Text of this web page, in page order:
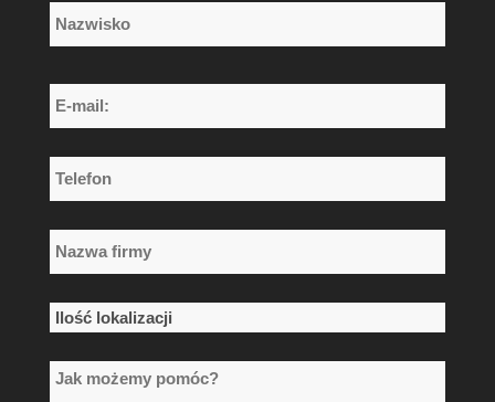
E-
mail:
*
Telefon
*
Nazwa
firmy
*
Ilość
*Jak